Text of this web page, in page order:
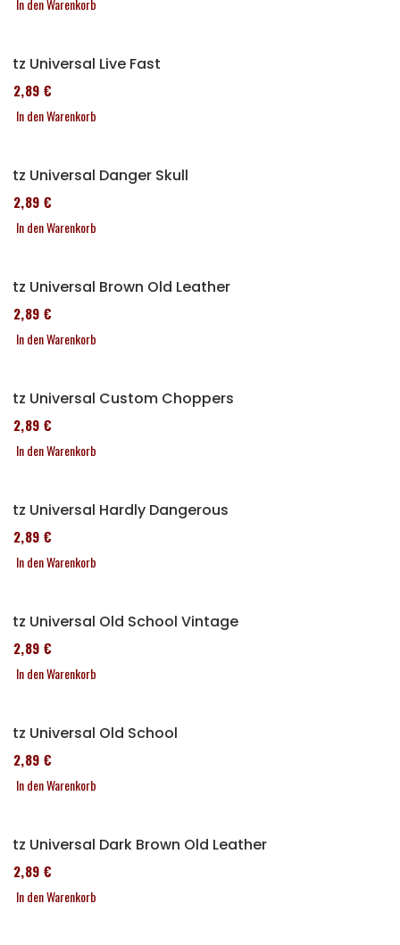
In den Warenkorb
Sitz Universal Live Fast
152,89 €
In den Warenkorb
Sitz Universal Danger Skull
152,89 €
In den Warenkorb
Sitz Universal Brown Old Leather
152,89 €
In den Warenkorb
Sitz Universal Custom Choppers
152,89 €
In den Warenkorb
Sitz Universal Hardly Dangerous
152,89 €
In den Warenkorb
Sitz Universal Old School Vintage
152,89 €
In den Warenkorb
Sitz Universal Old School
152,89 €
In den Warenkorb
Sitz Universal Dark Brown Old Leather
152,89 €
In den Warenkorb